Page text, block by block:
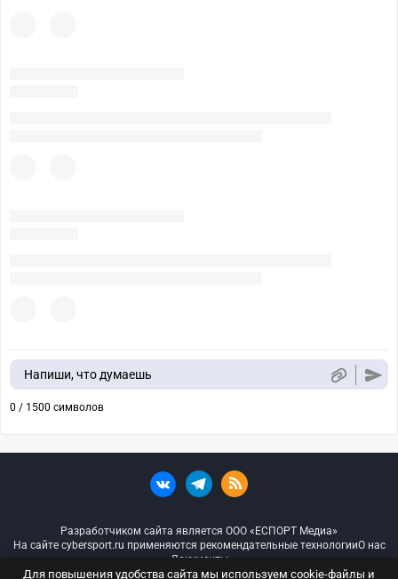
Напиши, что думаешь
0 / 1500 символов
Разработчиком сайта является ООО «ЕСПОРТ Медиа»
На сайте cybersport.ru применяются рекомендательные технологииО нас
Документы
Для повышения удобства сайта мы используем cookie-файлы и